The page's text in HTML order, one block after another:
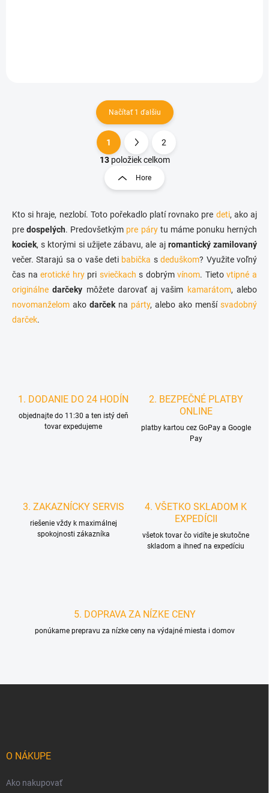
O
v
á
d
c
i
p
r
v
y
v
Načítať 1 ďalšiu
S
t
r
á
k
o
v
a
n
i
e
1
2
13položiek celkom
Hore
Kto si hraje, nezlobí. Toto pořekadlo platí rovnako pre deti, ako aj
predospelých. Predovšetkým pre párytu máme ponuku herných
kociek, s ktorými si užijete zábavu, ale aj romantický zamilovaný
večer. Starajú sa o vaše deti babička sdeduškom? Využite voľný
čas naerotické hrypri sviečkach s dobrýmvínom. Tietovtipné a
originálne darčeky môžete darovať aj vašim kamarátom, alebo
novomanželom ako darčekna párty, alebo ako menší svadobný
darček.
1. DODANIE DO 24 HODÍN
objednajte do 11:30 a ten istý deň
tovar expedujeme
2. BEZPEČNÉ PLATBY
ONLINE
platby kartou cez GoPay a Google
Pay
3. ZAKAZNÍCKY SERVIS
riešenie vždy k maximálnej
spokojnosti zákazníka
4. VŠETKO SKLADOM K
EXPEDÍCII
všetok tovar čo vidíte je skutočne
skladom a ihneď na expedíciu
5. DOPRAVA ZA NÍZKE CENY
ponúkame prepravu za nízke ceny na výdajné miesta i domov
O NÁKUPE
Ako nakupovať